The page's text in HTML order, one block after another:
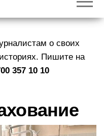
к
р
а
о своих
Пишите на
357 10 10